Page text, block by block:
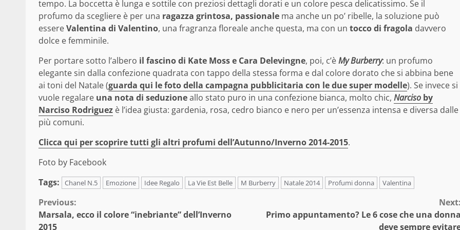
tempo. La boccetta è lunga e sottile con preziosi dettagli dorati e un colore pesca delicatissimo. Se il
profumo da scegliere è per una ragazza grintosa, passionale ma anche un po’ ribelle, la soluzione può
essereValentina di Valentino, una fragranza floreale anche questa, ma con un tocco di fragola davvero
dolce e femminile.
Per portare sotto l’albero il fascino di Kate Moss e Cara Delevingne, poi, c’èMy Burberry: un profumo
elegante sin dalla confezione quadrata con tappo della stessa forma e dal colore dorato che si abbina bene
ai toni del Natale (guarda qui le foto della campagna pubblicitaria con le due super modelle). Se invece si
vuole regalare una nota di seduzioneallo stato puro in una confezione bianca, molto chic, Narciso by
Narciso Rodriguez è l’idea giusta: gardenia, rosa, cedro bianco e nero per un’essenza intensa e diversa dalle
più comuni.
Clicca qui per scoprire tutti gli altri profumi dell’Autunno/Inverno 2014-2015.
Foto by Facebook
Tags:
Chanel N.5 Emozione Idee Regalo La Vie Est Belle M Burberry Natale 2014 Profumi donna Valentina
Continue
Reading
Previous:
Marsala, ecco il colore “inebriante” dell’Inverno
2015
Next:
Primo appuntamento? Le 6 cose che una donna
deve sempre